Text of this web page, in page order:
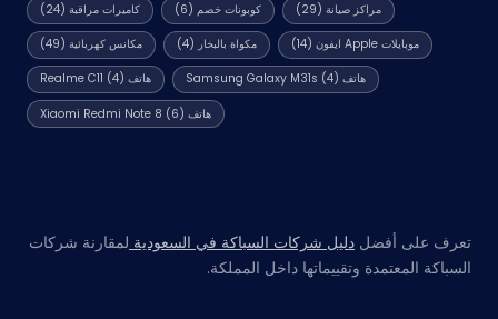
كاميرات مراقبة(24) كوبونات خصم (6) مراكز صيانة (29)
مكانس كهربائية(49) مكواة بالبخار (4) موبايلات Apple ايفون (14)
هاتف Realme C11 (4) هاتف Samsung Galaxy M31s (4)
هاتف Xiaomi Redmi Note 8 (6)
تعرف على أفضل دليل شركات السباكة في السعودية لمقارنة شركات
السباكة المعتمدة وتقييماتها داخل المملكة.